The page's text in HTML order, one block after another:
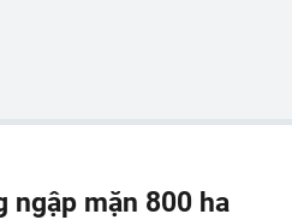
ngập mặn 800 ha